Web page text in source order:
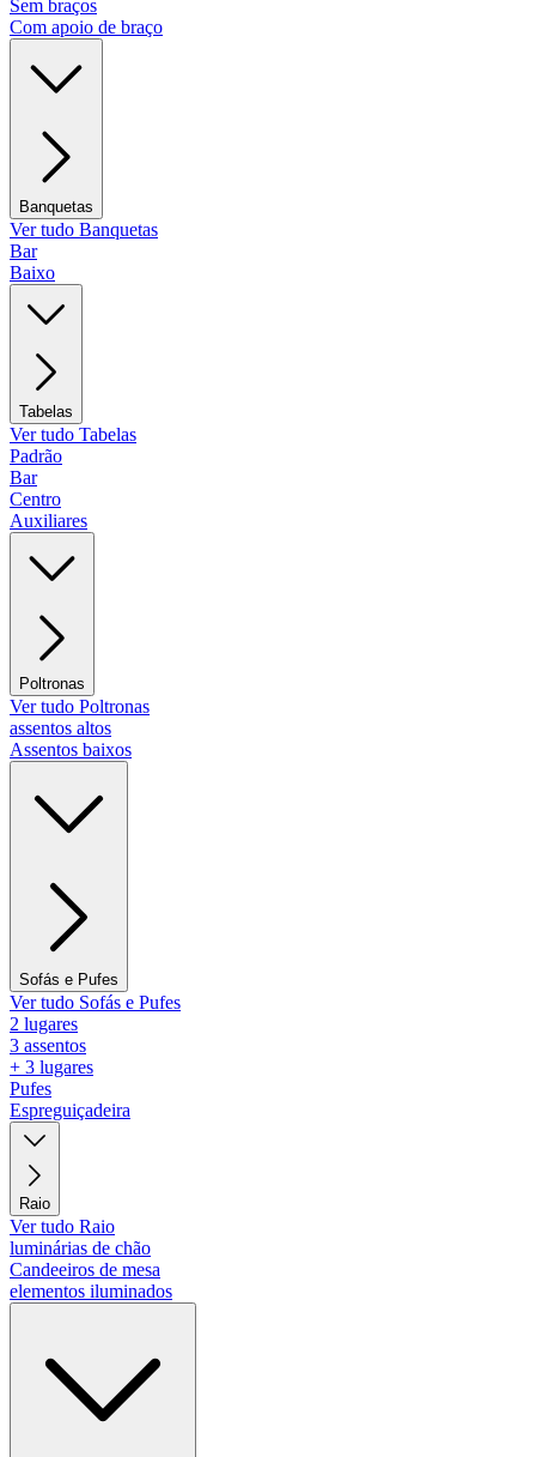
Sem braços
Com apoio de braço
Banquetas
Ver tudo Banquetas
Bar
Baixo
Tabelas
Ver tudo Tabelas
Padrão
Bar
Centro
Auxiliares
Poltronas
Ver tudo Poltronas
assentos altos
Assentos baixos
Sofás e Pufes
Ver tudo Sofás e Pufes
2 lugares
3 assentos
+ 3 lugares
Pufes
Espreguiçadeira
Raio
Ver tudo Raio
luminárias de chão
Candeeiros de mesa
elementos iluminados